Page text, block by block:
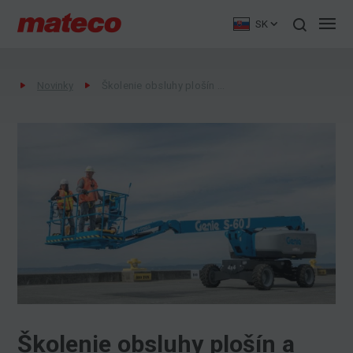
SK
Školenie obsluhy plošín a